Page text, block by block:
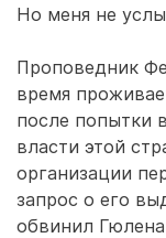
Но меня не
Проповедник
время
после попытки
власти этой
организации
запрос о его
обвинил